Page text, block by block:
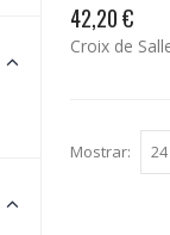
42,20 €
Croix de
Mostrar: